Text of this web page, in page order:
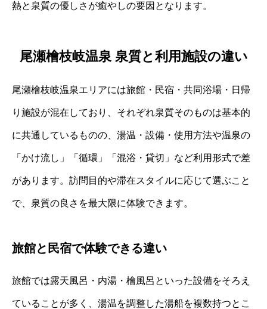
熱と泉質の優しさが癒やしの要因となります。
尾瀬檜枝岐温泉 泉質と利用施設の違い
尾瀬檜枝岐温泉エリアには旅館・民宿・共同浴場・日帰
り施設が混在しており、それぞれ泉質そのものは基本的
に共通しているものの、湯温・設備・使用方法や温泉の
「かけ流し」「循環」「混浴・貸切」など利用形式で差
があります。訪問目的や滞在スタイルに応じて選ぶこと
で、泉質の良さを最大限に体験できます。
旅館と民宿で体験できる違い
旅館では露天風呂・内湯・檜風呂といった設備をそろえ
ていることが多く、湯温を調整した湯船を複数持つとこ